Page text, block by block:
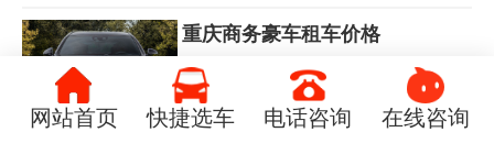
惠。贴心的服务、合理的价格，让您
您服务，确保租车流程简便快捷。重
庆租车 MPV，满足多人出行的需
求；重庆商务车租车，彰显您的商务
旅，让每一个瞬间都闪耀非凡！在重
租服务！无论您是渴望在城市道路上
畅享风驰电掣的感觉，还是为商业活
动、婚礼等重要场合增添奢华氛围，
重庆商务豪车租车价格
重庆商务豪车租车价格多少？重庆市
有很多家提供豪车租赁服务的公司，
重庆商务豪车租车价格可能因车型、
网站首页 快捷选车 电话咨询 在线咨询